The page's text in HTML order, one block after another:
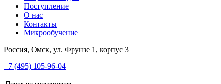
Поступление
О нас
Контакты
Микрообучение
Россия, Омск, ул. Фрунзе 1, корпус 3
+7 (495) 105-96-04